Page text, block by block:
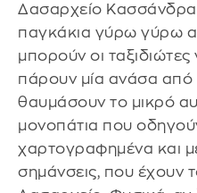
Δασαρχείο
παγκάκια γύρω γύρω
μπορούν οι
πάρουν μία ανάσα από
θαυμάσουν το μικρό
μονοπάτια που οδηγούν
χαρτογραφημένα και
σημάνσεις, που έχουν